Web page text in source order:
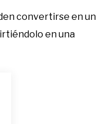
convertirse en un
en una